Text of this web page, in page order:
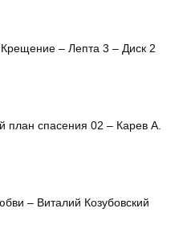
– Лепта 3 – Диск 2
план спасения 02 – Карев А.
– Виталий Козубовский